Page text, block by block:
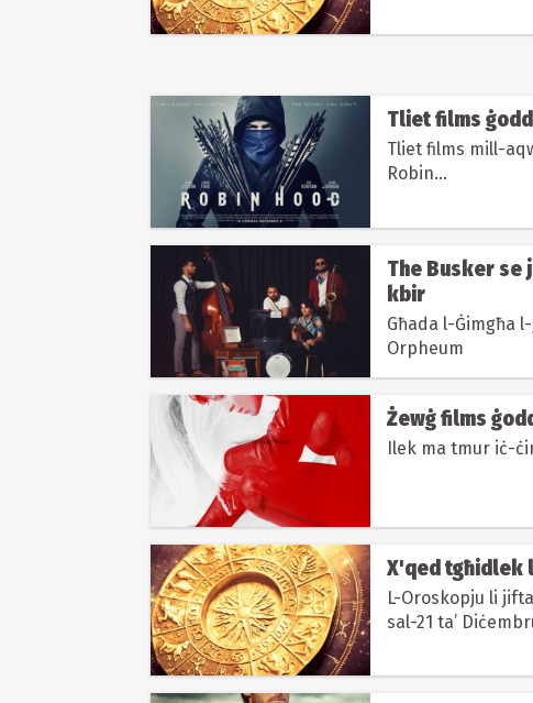
Tliet films
Tliet films mill-
Robin...
The Busker
kbir
Għada l-Ġimgħa
Orpheum
Żewġ films
Ilek ma tmur iċ-
X'qed tgħidlek
L-Oroskopju li
sal-21 ta’